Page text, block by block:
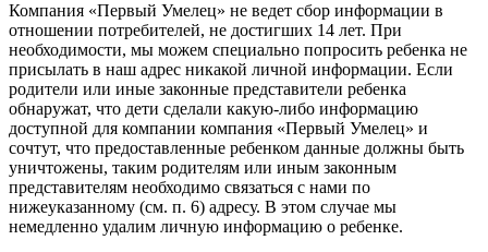
Компания «Первый Умелец» не ведет сбор информации в
отношении потребителей, не достигших 14 лет. При
необходимости, мы можем специально попросить ребенка не
присылать в наш адрес никакой личной информации. Если
родители или иные законные представители ребенка
обнаружат, что дети сделали какую-либо информацию
доступной для компании компания «Первый Умелец» и
сочтут, что предоставленные ребенком данные должны быть
уничтожены, таким родителям или иным законным
представителям необходимо связаться с нами по
нижеуказанному (см. п. 6) адресу. В этом случае мы
немедленно удалим личную информацию о ребенке.